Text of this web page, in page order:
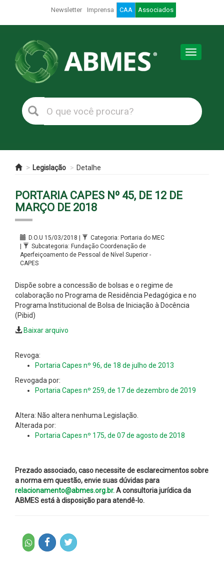
Newsletter Imprensa CAA Associados
Toggle
Legislação Detalhe
PORTARIA CAPES Nº 45, DE 12 DE
MARÇO DE 2018
D.O.U 15/03/2018 |
Categoria: Portaria do MEC
|
Subcategoria: Fundação Coordenação de
Aperfeiçoamento de Pessoal de Nível Superior -
CAPES
Dispõe sobre a concessão de bolsas e o regime de
colaboração no Programa de Residência Pedagógica e no
Programa Institucional de Bolsa de Iniciação à Docência
(Pibid)
Baixar arquivo
Revoga:
Portaria Capes nº 96, de 18 de julho de 2013
Revogada por:
Portaria Capes nº 259, de 17 de dezembro de 2019
Altera: Não altera nenhuma Legislação.
Alterada por:
Portaria Capes nº 175, de 07 de agosto de 2018
Prezado associado, caso necessite de esclarecimentos sobre
a norma em questão, envie suas dúvidas para
relacionamento@abmes.org.br.A consultoria jurídica da
ABMES está à disposição para atendê-lo.